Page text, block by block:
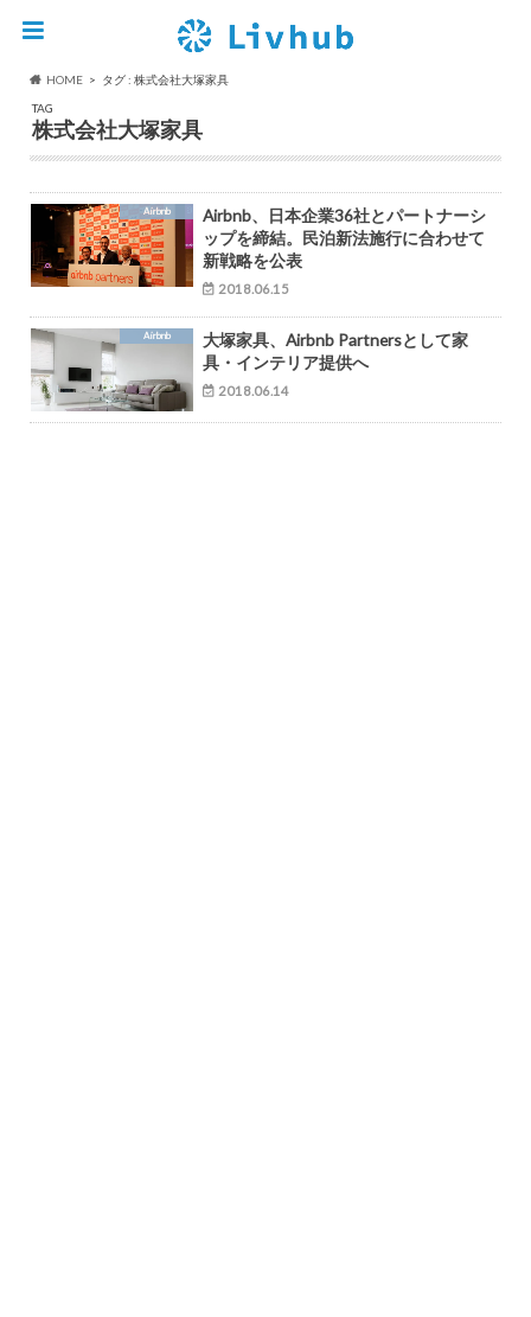
HOME
タグ : 株式会社大塚家具
TAG
株式会社大塚家具
Airbnb
Airbnb、日本企業36社とパートナーシ
ップを締結。民泊新法施行に合わせて
新戦略を公表
2018.06.15
Airbnb
大塚家具、Airbnb Partnersとして家
具・インテリア提供へ
2018.06.14